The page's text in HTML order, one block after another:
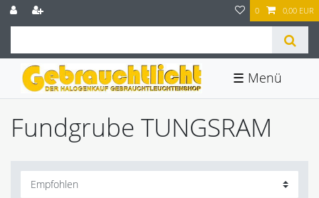
0 0,00 EUR
☰
Fundgrube TUNGSRAM